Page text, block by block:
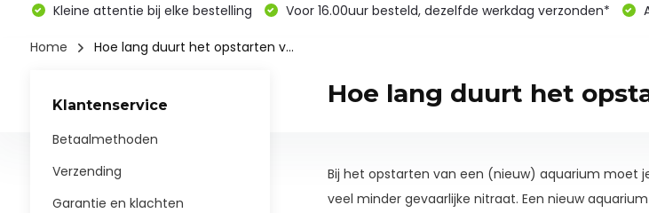
Kleine attentie bij elke bestelling Voor 16.00uur besteld, dezelfde werkdag verzonden*
Home Hoe lang duurt het opstarten v...
Klantenservice
Betaalmethoden
Verzending
Garantie en klachten
Hoe lang duurt het
Bij het opstarten van een (nieuw) aquarium moet
veel minder gevaarlijke nitraat. Een nieuw